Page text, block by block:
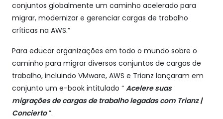
conjuntos globalmente um caminho acelerado para
migrar, modernizar e gerenciar cargas de trabalho
críticas na AWS.”
Para educar organizações em todo o mundo sobre o
caminho para migrar diversos conjuntos de cargas de
trabalho, incluindo VMware, AWS e Trianz lançaram em
conjunto um e-book intitulado “ Acelere suas
migrações de cargas de trabalho legadas com Trianz |
Concierto”.